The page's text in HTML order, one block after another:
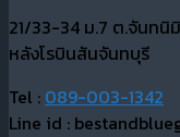
21/33-34 ม.7 ต.จันทนิ
หลังโรบินสันจันทบุรี
Tel : 089-003-1342
Line id :